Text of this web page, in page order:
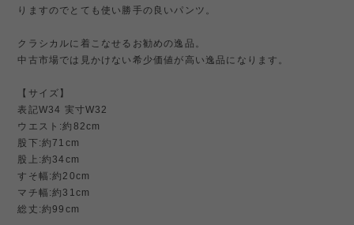
りますのでとても使い勝手の良いパンツ。
クラシカルに着こなせるお勧めの逸品。
中古市場では見かけない希少価値が高い逸品になります。
【サイズ】
表記W34 実寸W32
ウエスト:約82cm
股下:約71cm
股上:約34cm
すそ幅:約20cm
マチ幅:約31cm
総丈:約99cm